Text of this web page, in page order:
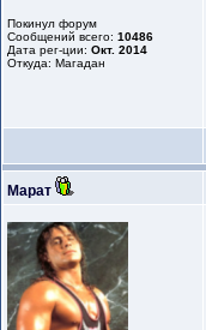
Покинул форум
Сообщений всего: 10486
Дата рег-ции: Окт. 2014
Откуда: Магадан
Марат